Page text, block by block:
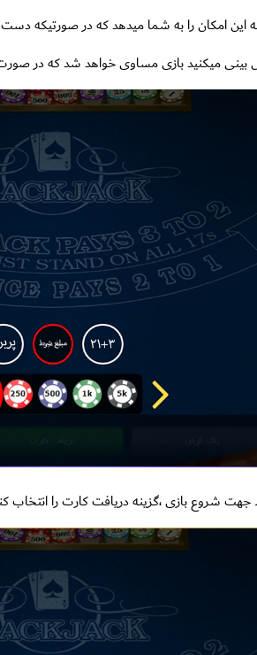
را به شما میدهد که در صورتیکه دست شما بین 21 تا 24 باشد
میکنید بازی مساوی خواهد شد که در
شروع بازی ،گزینه دریافت کارت را انتخاب